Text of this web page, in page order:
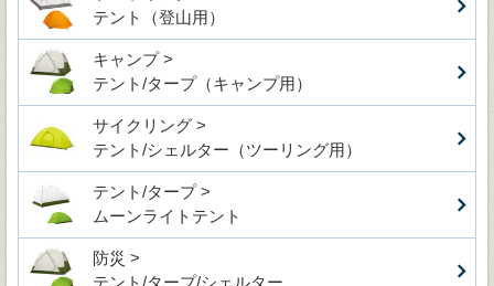
テント（登山用）
キャンプ >
テント/タープ（キャンプ用）
サイクリング >
テント/シェルター（ツーリング用）
テント/タープ >
ムーンライトテント
防災 >
テント/タープ/シェルター